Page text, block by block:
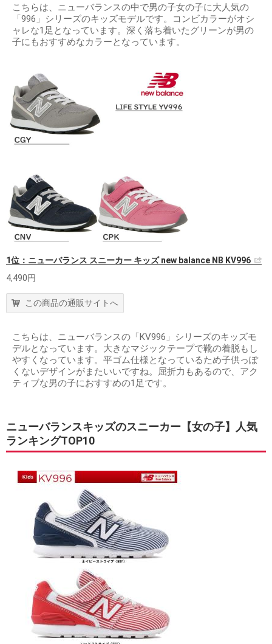
こちらは、ニューバランスの中で男の子女の子に大人気の
「996」シリーズのキッズモデルです。コンビカラーがオシ
ャレな1足となっています。深く落ち着いたグリーンが男の
子にもおすすめなカラーとなっています。
1位：ニューバランス スニーカー キッズ new balance NB KV996
4,490円
この商品の通販サイトへ
こちらは、ニューバランスの「KV996」シリーズのキッズモ
デルとなっています。大きなマジックテープで靴の着脱もし
やすくなっています。平ゴム仕様となっているため子供っぽ
くないデザインがまたいいですね。屈折力もあるので、アク
ティブな男の子におすすめの1足です。
ニューバランスキッズのスニーカー【女の子】人気
ランキングTOP10